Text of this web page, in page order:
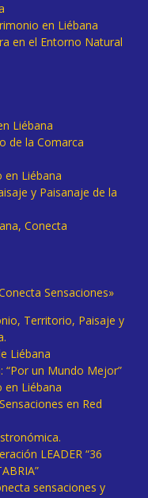
en Liébana
en el Entorno Natural
Liébana
de la Comarca
en Liébana
y Paisanaje de la
Conecta
Sensaciones»
Territorio, Paisaje y
Liébana
“Por un Mundo Mejor”
en Liébana
en Red
LEADER “36
sensaciones y